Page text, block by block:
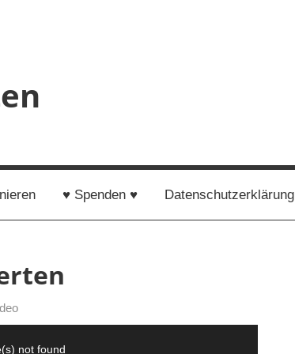
♥ Spenden ♥ Datenschutzerklärung
not found